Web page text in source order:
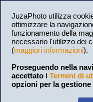
JuzaPhoto utilizza
ottimizzare la
funzionamento della
necessario l'utilizzo dei
(maggiori informazioni).
Proseguendo nella
accettato i Termini di
opzioni per la gestione